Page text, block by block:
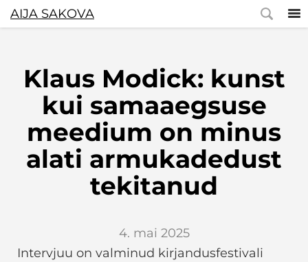
AIJA SAKOVA
Klaus Modick: kunst
kui samaaegsuse
meedium on minus
alati armukadedust
tekitanud
4. mai 2025
Intervjuu on valminud kirjandusfestivali